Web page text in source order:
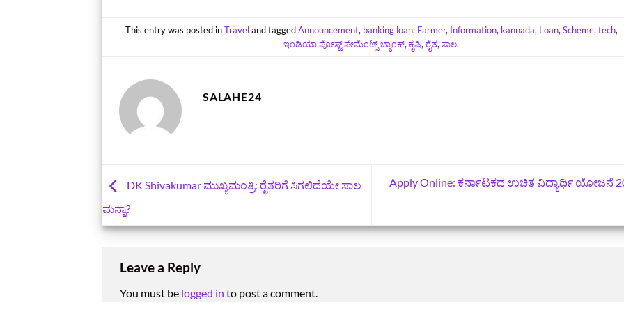
This entry was posted inTraveland taggedAnnouncement, banking loan, Farmer, Information, kannada, Loan, Scheme, tech,
ಇಂಡಿಯಾ ಪೋಸ್ಟ್ ಪೇಮೆಂಟ್ಸ್ ಬ್ಯಾಂಕ್,ಕೃಷಿ,ರೈತ,ಸಾಲ.
SALAHE24
DK Shivakumar ಮುಖ್ಯಮಂತ್ರಿ: ರೈತರಿಗೆ ಸಿಗಲಿದೆಯೇ ಸಾಲ
ಮನ್ನಾ?
Apply Online: ಕರ್ನಾಟಕದ ಉಚಿತ ವಿದ್ಯಾರ್ಥಿ ಯೋಜನೆ
Leave a Reply
You must be logged in to post a comment.